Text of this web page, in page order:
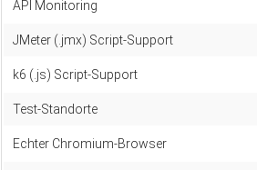
API Monitoring
JMeter (.jmx) Script-Support
k6 (.js) Script-Support
Test-Standorte
Echter Chromium-Browser